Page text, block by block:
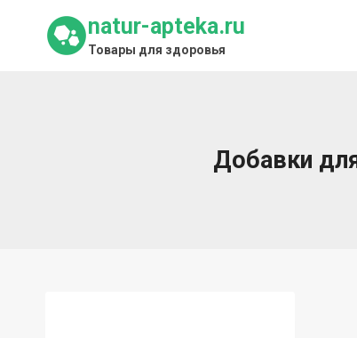
содержимому
natur-apteka.ru
Товары для здоровья
Добавки